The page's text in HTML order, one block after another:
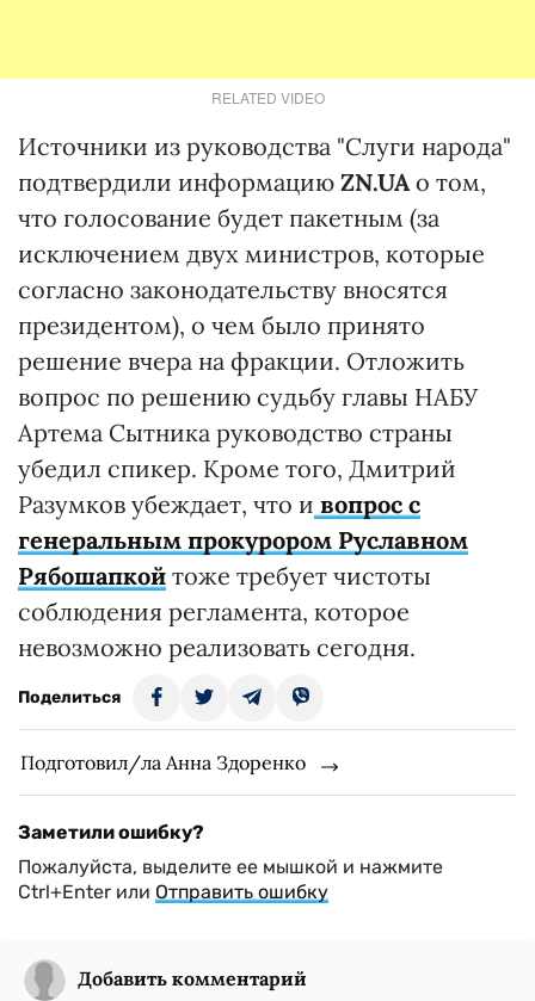
RELATED VIDEO
Источники из руководства "Слуги народа"
подтвердили информацию ZN.UAо том,
что голосование будет пакетным (за
исключением двух министров, которые
согласно законодательству вносятся
президентом), о чем было принято
решение вчера на фракции. Отложить
вопрос по решению судьбу главы НАБУ
Артема Сытника руководство страны
убедил спикер. Кроме того, Дмитрий
Разумков убеждает, что и вопрос с
генеральным прокурором Руславном
Рябошапкой тоже требует чистоты
соблюдения регламента, которое
невозможно реализовать сегодня.
Поделиться
Подготовил/ла Анна Здоренко
Заметили ошибку?
Пожалуйста, выделите ее мышкой и нажмите
Ctrl+Enter или Отправить ошибку
Добавить комментарий